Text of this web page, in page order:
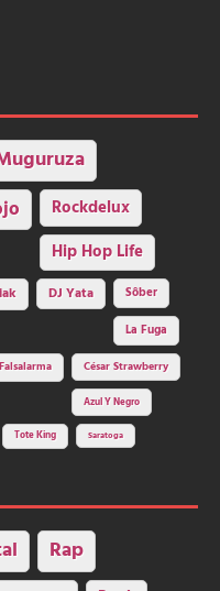
Rockdelux
Hip Hop Life
DJ Yata
Sôber
La Fuga
Falsalarma César Strawberry
Azul Y Negro
Tote King Saratoga
Rap